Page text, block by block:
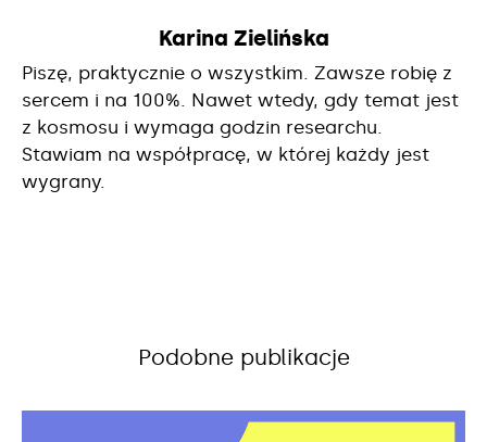
Karina Zielińska
Piszę, praktycznie o wszystkim. Zawsze robię z
sercem i na 100%. Nawet wtedy, gdy temat jest
z kosmosu i wymaga godzin researchu.
Stawiam na współpracę, w której każdy jest
wygrany.
Podobne publikacje